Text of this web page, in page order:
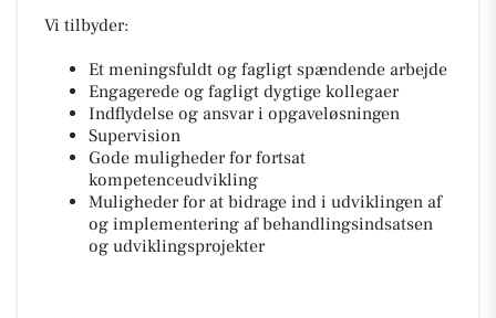
Vi tilbyder:
Et meningsfuldt og fagligt spændende arbejde
Engagerede og fagligt dygtige kollegaer
Indflydelse og ansvar i opgaveløsningen
Supervision
Gode muligheder for fortsat
kompetenceudvikling
Muligheder for at bidrage ind i udviklingen af
og implementering af behandlingsindsatsen
og udviklingsprojekter